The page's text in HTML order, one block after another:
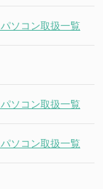
ソコン取扱一覧
ソコン取扱一覧
ソコン取扱一覧